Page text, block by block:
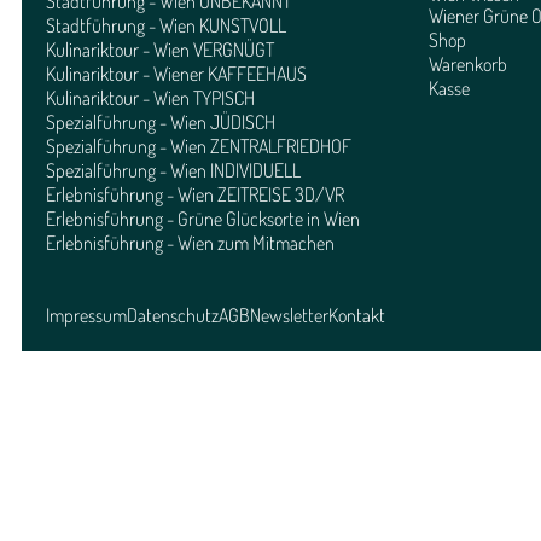
Stadtführung - Wien KUNSTVOLL
Kulinariktour - Wien VERGNÜGT
Kulinariktour - Wiener KAFFEEHAUS
Kulinariktour - Wien TYPISCH
Spezialführung - Wien JÜDISCH
Spezialführung - Wien ZENTRALFRIEDHOF
Spezialführung - Wien INDIVIDUELL
Erlebnisführung - Wien ZEITREISE 3D/VR
Erlebnisführung - Grüne Glücksorte in Wien
Erlebnisführung - Wien zum Mitmachen
Wiener Grüne
Shop
Warenkorb
Kasse
ImpressumDatenschutzAGBNewsletterKontakt